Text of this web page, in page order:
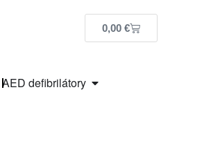
0,00 €
AED defibrilátory